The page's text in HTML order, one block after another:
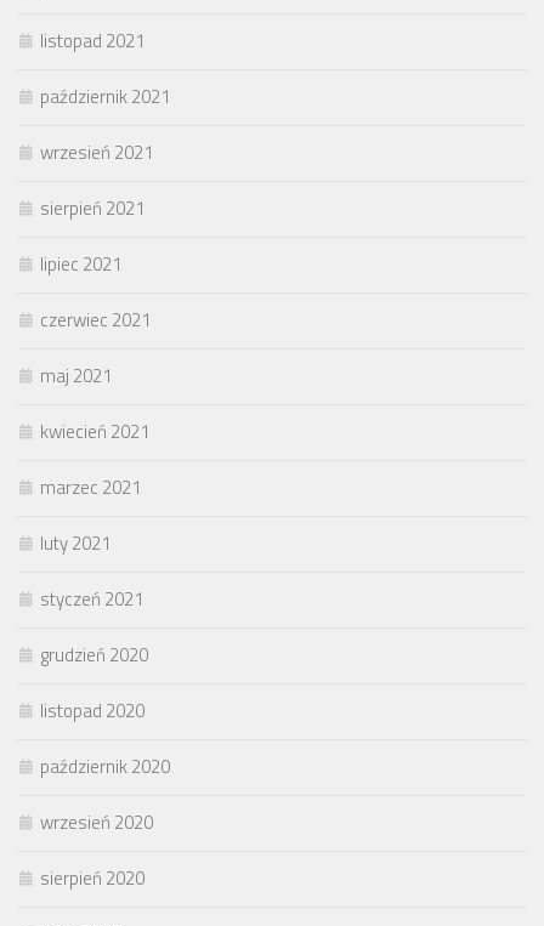
listopad 2021
październik 2021
wrzesień 2021
sierpień 2021
lipiec 2021
czerwiec 2021
maj 2021
kwiecień 2021
marzec 2021
luty 2021
styczeń 2021
grudzień 2020
listopad 2020
październik 2020
wrzesień 2020
sierpień 2020